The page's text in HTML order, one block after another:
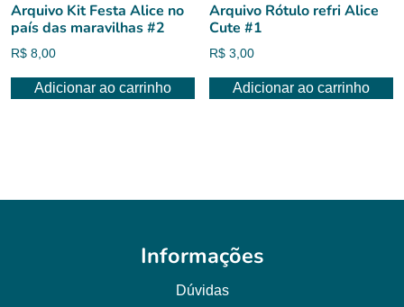
Arquivo Kit Festa Alice no
país das maravilhas #2
R$ 8,00
Adicionar ao carrinho
Arquivo Rótulo refri Alice
Cute #1
R$ 3,00
Adicionar ao carrinho
Informações
Dúvidas